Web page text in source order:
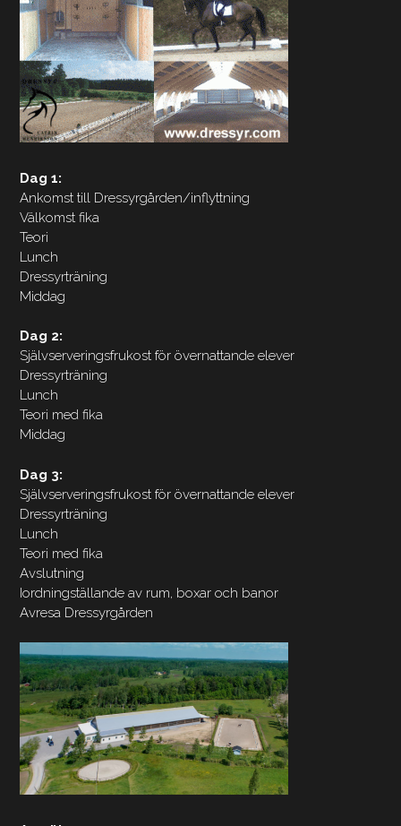
Dag 1:
Ankomst till Dressyrgården/inflyttning
Välkomst fika
Teori
Lunch
Dressyrträning
Middag
Dag 2:
Självserveringsfrukost för övernattande elever
Dressyrträning
Lunch
Teori med fika
Middag
Dag 3:
Självserveringsfrukost för övernattande elever
Dressyrträning
Lunch
Teori med fika
Avslutning
Iordningställande av rum, boxar och banor
Avresa Dressyrgården